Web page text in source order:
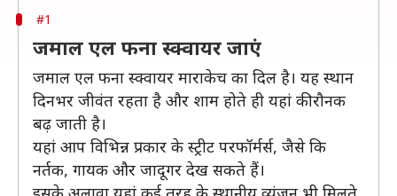
#1
जमाल एल फना स्क्वायर जाएं
जमाल एल फना स्क्वायर माराकेच का दिल है। यह स्थान
दिनभर जीवंत रहता है और शाम होते ही यहां की रौनक
बढ़ जाती है।
यहां आप विभिन्न प्रकार के स्ट्रीट परफॉर्मर्स, जैसे कि
नर्तक, गायक और जादूगर देख सकते हैं।